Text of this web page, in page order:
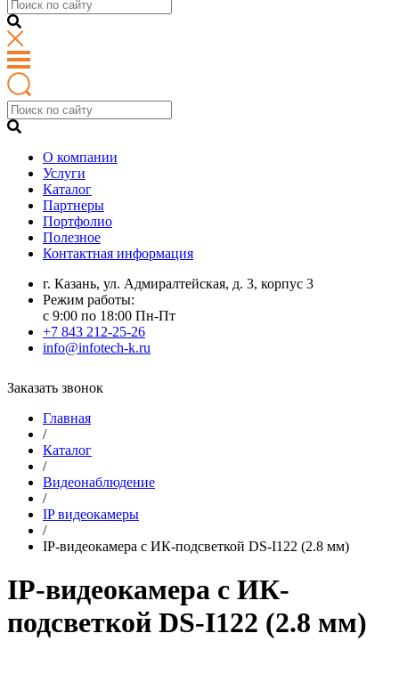
О компании
Услуги
Каталог
Партнеры
Портфолио
Полезное
Контактная информация
г. Казань, ул. Адмиралтейская, д. 3, корпус 3
Режим работы:
с 9:00 по 18:00 Пн-Пт
+7 843 212-25-26
info@infotech-k.ru
Заказать звонок
Главная
/
Каталог
/
Видеонаблюдение
/
IP видеокамеры
/
IP-видеокамера c ИК-подсветкой DS-I122 (2.8 мм)
IP-видеокамера c ИК-
подсветкой DS-I122 (2.8 мм)